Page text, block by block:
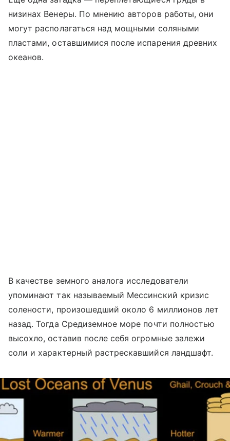
низинах Венеры. По мнению авторов работы, они
могут располагаться над мощными соляными
пластами, оставшимися после испарения древних
океанов.
В качестве земного аналога исследователи
упоминают так называемый Мессинский кризис
солености, произошедший около 6 миллионов лет
назад. Тогда Средиземное море почти полностью
высохло, оставив после себя огромные залежи
соли и характерный растрескавшийся ландшафт.